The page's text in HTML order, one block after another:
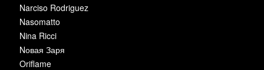
Narciso Rodriguez
Nasomatto
Nina Ricci
Nовая Заря
Oriflame